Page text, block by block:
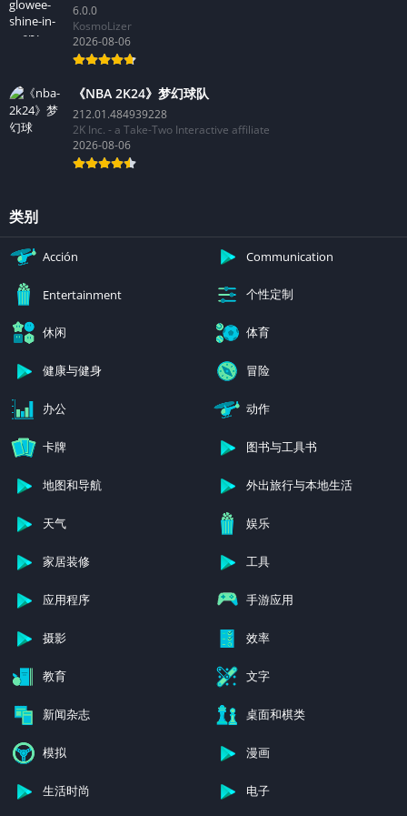
6.0.0
KosmoLizer
2026-08-06
《NBA 2K24》梦幻球队
212.01.484939228
2K Inc. - a Take-Two Interactive affiliate
2026-08-06
类别
Acción Communication
Entertainment 个性定制
休闲 体育
健康与健身 冒险
办公 动作
卡牌 图书与工具书
地图和导航 外出旅行与本地生活
天气 娱乐
家居装修 工具
应用程序 手游应用
摄影 效率
教育 文字
新闻杂志 桌面和棋类
模拟 漫画
生活时尚 电子